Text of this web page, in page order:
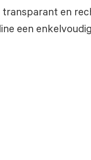
transparant en
een